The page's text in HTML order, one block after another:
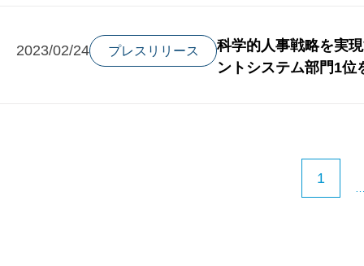
2023/02/24 プレスリリース
科学的人事戦略を実
ントシステム部門1位
1